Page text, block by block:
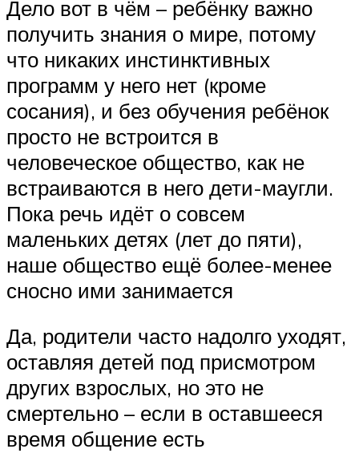
Дело вот в чём – ребёнку важно
получить знания о мире, потому
что никаких инстинктивных
программ у него нет (кроме
сосания), и без обучения ребёнок
просто не встроится в
человеческое общество, как не
встраиваются в него дети-маугли.
Пока речь идёт о совсем
маленьких детях (лет до пяти),
наше общество ещё более-менее
сносно ими занимается
Да, родители часто надолго уходят,
оставляя детей под присмотром
других взрослых, но это не
смертельно – если в оставшееся
время общение есть